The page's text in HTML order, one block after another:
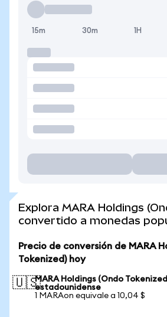
15m 30m 1H
Explora MARA Holdings
convertido a monedas
Precio de conversión de MARA
Tokenized) hoy
🇺🇸MARA Holdings (Ondo
estadounidense
1 MARAon equivale a 10,04 $